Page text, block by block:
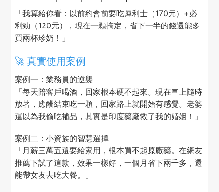
「我算給你看：以前約會前要吃犀利士（170元）+必
利勁（120元），現在一顆搞定，省下一半的錢還能多
買兩杯珍奶！」
🚀 真實使用案例
案例一：業務員的逆襲
「每天陪客戶喝酒，回家根本硬不起來。現在車上隨時
放著，應酬結束吃一顆，回家路上就開始有感覺。老婆
還以為我偷吃補品，其實是印度藥廠救了我的婚姻！」
案例二：小資族的智慧選擇
「月薪三萬五還要給家用，根本買不起原廠藥。在網友
推薦下試了這款，效果一樣好，一個月省下兩千多，還
能帶女友去吃大餐。」